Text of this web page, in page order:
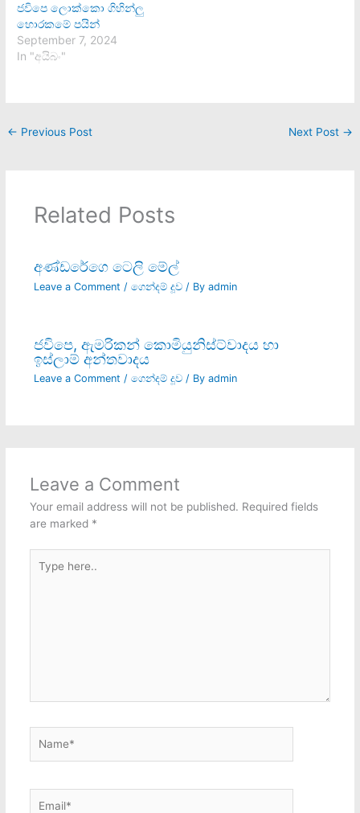
ජවිපෙ ලොක්කො ගිහින්ලු
හොරකමේ පයින්
September 7, 2024
In "අයිබං"
← Previous Post Next Post →
Related Posts
අණ්ඩරේගෙ ටෙලි මේල්
Leave a Comment / ගෙන්දම් දූව/ By admin
ජවිපෙ, ඇමරිකන් කොමියුනිස්ට්වාදය හා
ඉස්ලාම් අන්තවාදය
Leave a Comment / ගෙන්දම් දූව/ By admin
Leave a Comment
Your email address will not be published. Required fields
are marked *
here..